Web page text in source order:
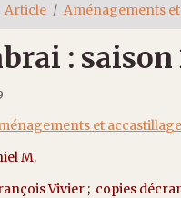
Article Aménagements
: saison
et accastillage
M.
Vivier ; copies